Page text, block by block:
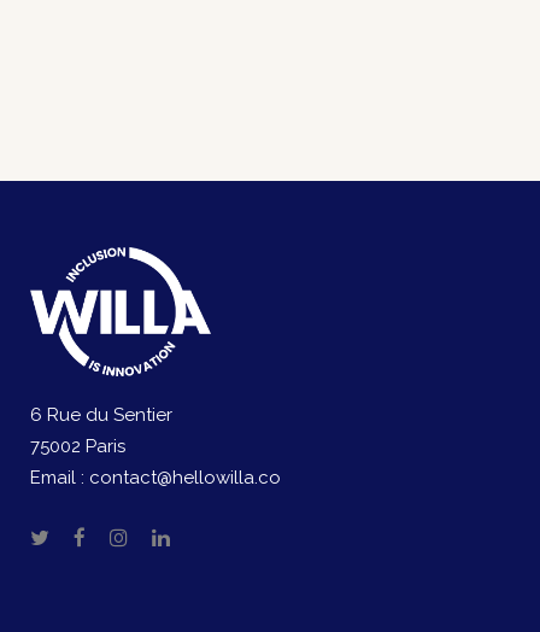
6 Rue du Sentier
75002 Paris
Email : contact@hellowilla.co